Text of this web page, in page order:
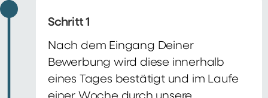
Schritt 1
Nach dem Eingang Deiner
Bewerbung wird diese innerhalb
eines Tages bestätigt und im Laufe